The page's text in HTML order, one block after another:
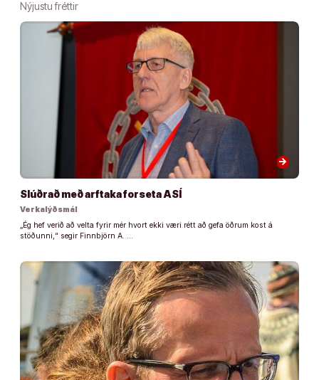
Nýjustu fréttir
arrow_forward
Slúðrað með arftaka forseta ASÍ
Verkalýðsmál
„Ég hef verið að velta fyrir mér hvort ekki væri rétt að gefa öðrum kost á
stöðunni,“ segir Finnbjörn A. …